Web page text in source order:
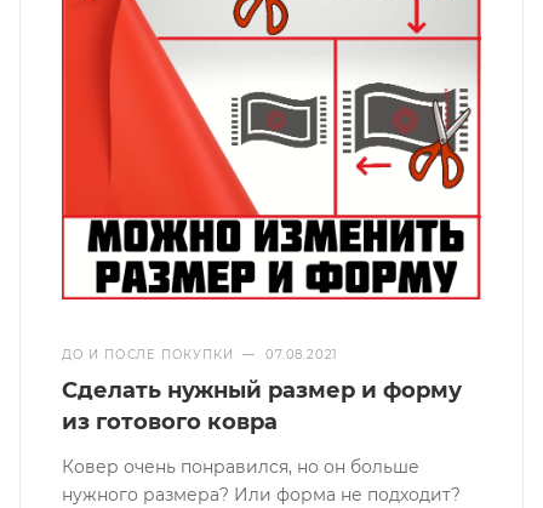
ДО И ПОСЛЕ ПОКУПКИ — 07.08.2021
Сделать нужный размер и форму
из готового ковра
Ковер очень понравился, но он больше
нужного размера? Или форма не подходит?